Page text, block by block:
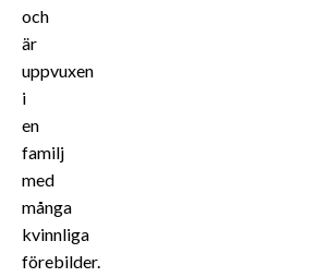
och
är
uppvuxen
i
en
familj
med
många
kvinnliga
förebilder.